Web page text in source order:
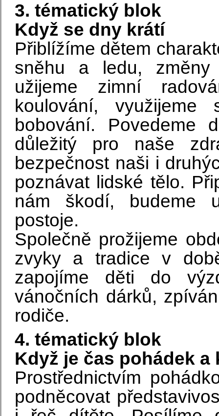
3. tématický blok
Když se dny krátí
Přiblížíme dětem
sněhu a ledu,
užijeme zimní
koulování,
bobování.
důležitý pro naše
bezpečnost naši i
poznávat lidské tělo.
nám škodí, budeme
postoje.
Společně prožijeme
zvyky a tradice v
zapojíme děti do
vánočních dárků,
rodiče.
4. tématický blok
Když je čas pohádek a
Prostřednictvím
podněcovat